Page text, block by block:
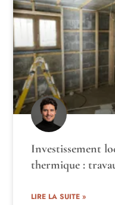
Investissement
thermique :
LIRE LA SUITE »